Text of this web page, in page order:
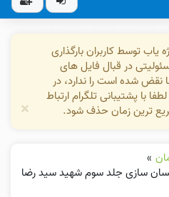
یاب توسط کاربران بارگذاری
در قبال فایل های
شده است را ندارد، در
با پشتیبانی تلگرام ارتباط
ترین زمان حذف شود.
×
»
سازی جلد سوم شهید سید رضا